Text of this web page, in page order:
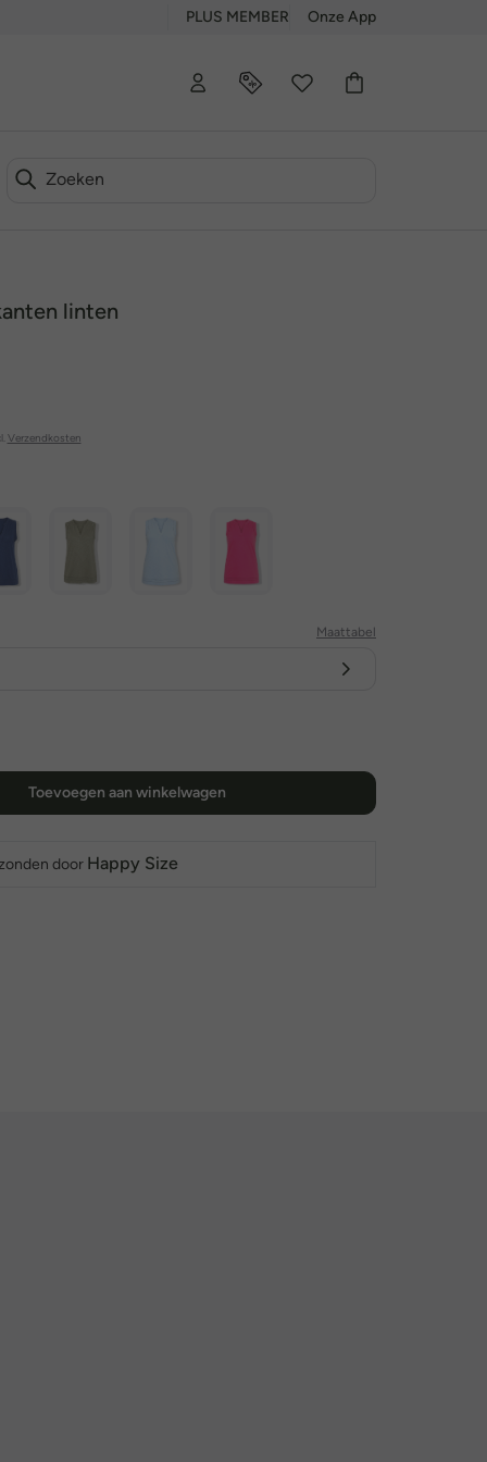
PLUS MEMBER Onze App
linten
Verzendkosten
Maattabel
Toevoegen aan winkelwagen
door Happy Size